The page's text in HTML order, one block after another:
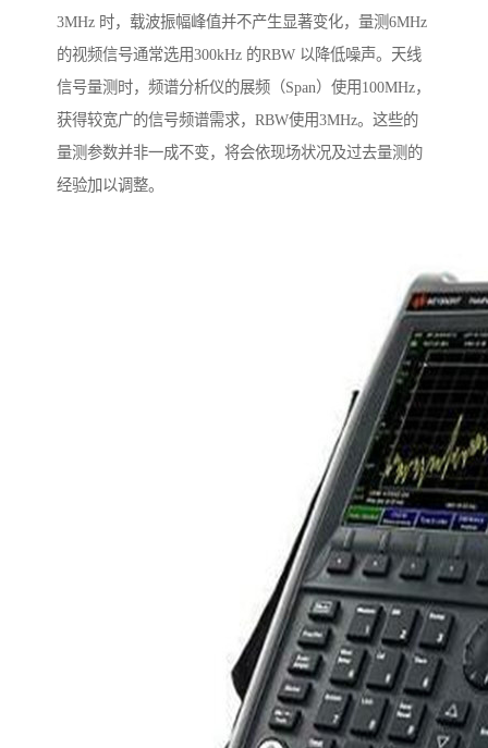
3MHz 时，载波振幅峰值并不产生显著变化，量测6MHz
的视频信号通常选用300kHz 的RBW 以降低噪声。天线
信号量测时，频谱分析仪的展频（Span）使用100MHz，
获得较宽广的信号频谱需求，RBW使用3MHz。这些的
量测参数并非一成不变，将会依现场状况及过去量测的
经验加以调整。